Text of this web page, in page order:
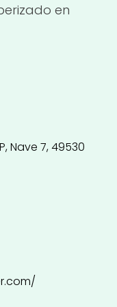
en
Nave 7, 49530